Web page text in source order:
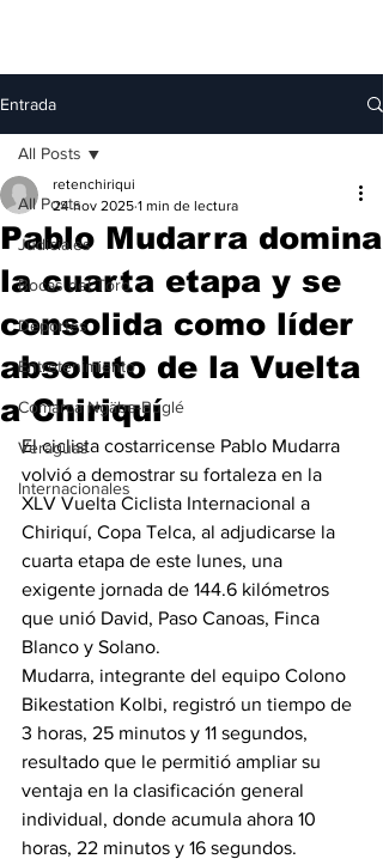
Entrada
All Posts
Judiciales
Bocas del Toro
Deportes
Entretenimiento
Comarca Ngäbe-Buglé
Veraguas
Internacionales
All Posts
Pablo Mudarra domina
la cuarta etapa y se
consolida como líder
absoluto de la Vuelta
a Chiriquí
retenchiriqui
24 nov 2025 1 min de lectura
El ciclista costarricense Pablo Mudarra
volvió a demostrar su fortaleza en la
XLV Vuelta Ciclista Internacional a
Chiriquí, Copa Telca, al adjudicarse la
cuarta etapa de este lunes, una
exigente jornada de 144.6 kilómetros
que unió David, Paso Canoas, Finca
Blanco y Solano.
Mudarra, integrante del equipo Colono
Bikestation Kolbi, registró un tiempo de
3 horas, 25 minutos y 11 segundos,
resultado que le permitió ampliar su
ventaja en la clasificación general
individual, donde acumula ahora 10
horas, 22 minutos y 16 segundos.